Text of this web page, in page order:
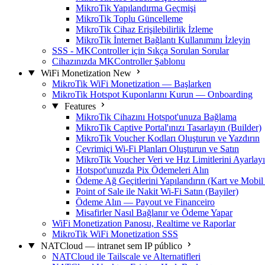
MikroTik Yapılandırma Geçmişi
MikroTik Toplu Güncelleme
MikroTik Cihaz Erişilebilirlik İzleme
MikroTik İnternet Bağlantı Kullanımını İzleyin
SSS - MKController için Sıkça Sorulan Sorular
Cihazınızda MKController Şablonu
WiFi Monetization New
MikroTik WiFi Monetization — Başlarken
MikroTik Hotspot Kuponlarını Kurun — Onboarding
Features
MikroTik Cihazını Hotspot'unuza Bağlama
MikroTik Captive Portal'ınızı Tasarlayın (Builder)
MikroTik Voucher Kodları Oluşturun ve Yazdırın
Çevrimiçi Wi-Fi Planları Oluşturun ve Satın
MikroTik Voucher Veri ve Hız Limitlerini
Hotspot'unuzda Pix Ödemeleri Alın
Ödeme Ağ Geçitlerini Yapılandırın (Kart ve Mobil
Point of Sale ile Nakit Wi-Fi Satın (Bayiler)
Ödeme Alın — Payout ve Financeiro
Misafirler Nasıl Bağlanır ve Ödeme Yapar
WiFi Monetization Panosu, Realtime ve Raporlar
MikroTik WiFi Monetization SSS
NATCloud — intranet sem IP público
NATCloud ile Tailscale ve Alternatifleri